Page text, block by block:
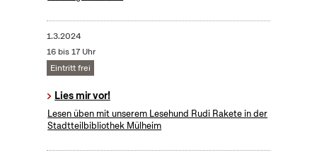
1.3.2024
16 bis 17 Uhr
Eintritt frei
Lies mir vor!
Lesen üben mit unserem Lesehund Rudi Rakete in der
Stadtteilbibliothek Mülheim